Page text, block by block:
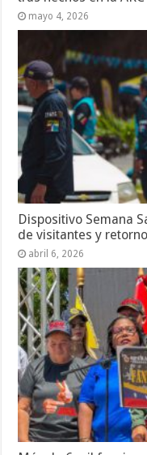
mayo 4, 2026
Dispositivo Semana
de visitantes y
abril 6, 2026